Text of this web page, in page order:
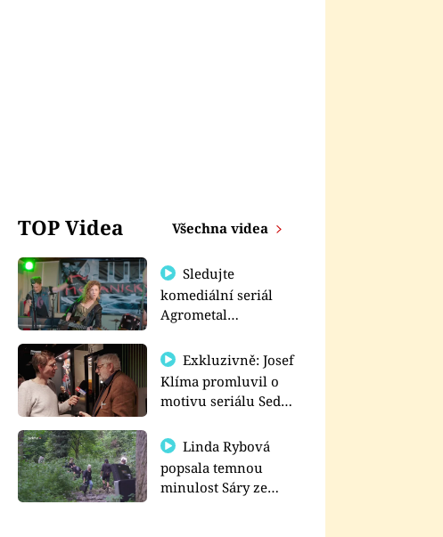
TOP Videa Všechna videa
Sledujte
komediální seriál
Agrometal
prima+
Exkluzivně: Josef
Klíma promluvil o
motivu seriálu Sedm
Linda Rybová
popsala temnou
minulost Sáry ze